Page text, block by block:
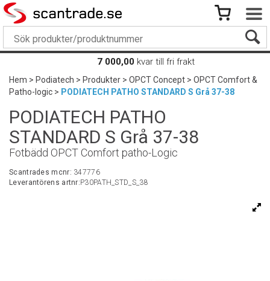
7 000,00 kvar till fri frakt
Hem>Podiatech>Produkter>OPCT Concept>OPCT Comfort &
Patho-logic> PODIATECH PATHO STANDARD S Grå 37-38
PODIATECH PATHO
STANDARD S Grå 37-38
Fotbädd OPCT Comfort patho-Logic
Scantrades mcnr: 347776
Leverantörens artnr:P30PATH_STD_S_38